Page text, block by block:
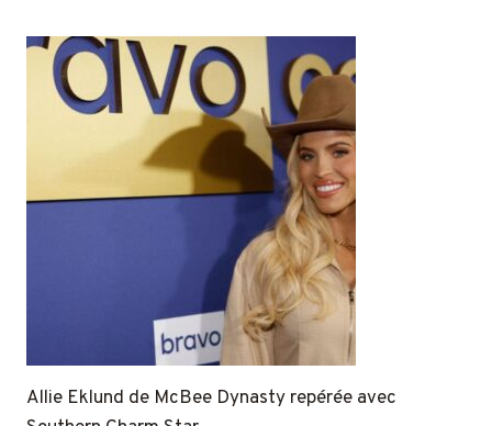
Allie Eklund de McBee Dynasty repérée avec